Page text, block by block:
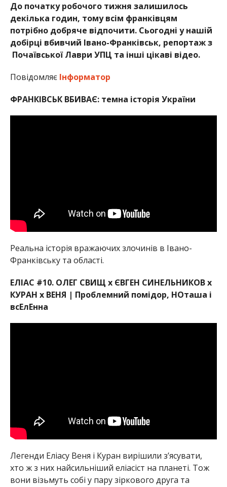
До початку робочого тижня залишилось
декілька годин, тому всім франківцям
потрібно добряче відпочити. Сьогодні у нашій
добірці вбивчий Івано-Франківськ, репортаж з
Почаївської Лаври УПЦ та інші цікаві відео.
Повідомляє Інформатор
ФРАНКІВСЬК ВБИВАЄ: темна історія України
Реальна історія вражаючих злочинів в Івано-
Франківську та області.
ЕЛІАС #10. ОЛЕГ СВИЩ х ЄВГЕН СИНЕЛЬНИКОВ х
КУРАН х ВЕНЯ | Проблемний помідор, НОташа і
всЕлЕнна
Легенди Еліасу Веня і Куран вирішили зʼясувати,
хто ж з них найсильніший еліасіст на планеті. Тож
вони візьмуть собі у пару зіркового друга та